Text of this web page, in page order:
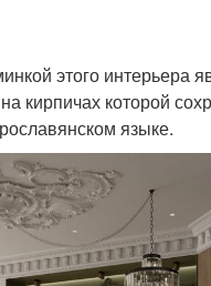
этого интерьера
кирпичах которой
языке.